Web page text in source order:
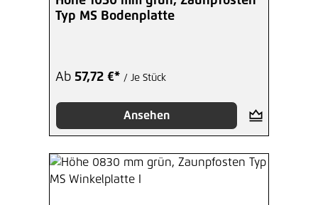
Typ MS Bodenplatte
Ab 57,72 €* / Je Stück
Ansehen